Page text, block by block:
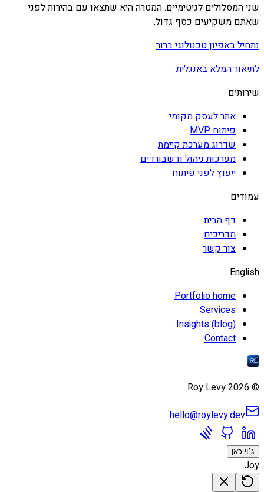
שני המסלולים לגיטימיים. המטרה היא שתצאו עם בהירות לפני
שאתם משקיעים כסף גדול.
נתחיל באפיון טכנולוגי ברור
לתיאור המלא באנגלית
שירותים
אתר לעסק מקומי
פיתוח MVP
שדרוג מערכת קיימת
מערכות ניהול ודשבורדים
ייעוץ לפני פיתוח
עמודים
דף הבית
מדריכים
צור קשר
English
Portfolio home
Services
Insights (blog)
Contact
©
2026
hello@roylevy.dev
ג׳וי כאן
Joy